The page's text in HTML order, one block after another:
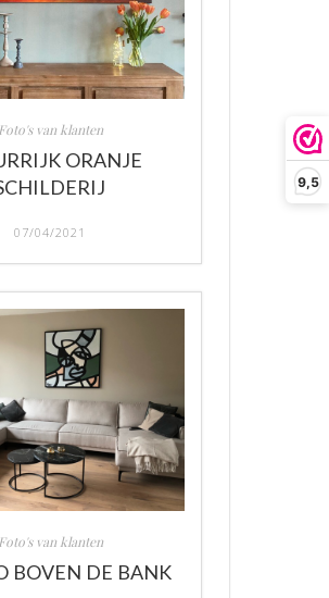
9,5
Foto's van klanten
ORANJE
07/04/2021
Foto's van klanten
BOVEN DE BANK